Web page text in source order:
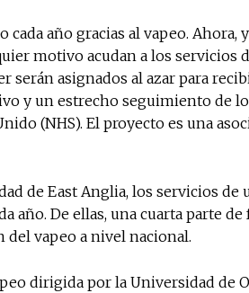
noticias
Suscríbete a
noticias del
electrónico.
año gracias al vapeo. Ahora,
motivo acudan a los servicios
asignados al azar para
y un estrecho seguimiento de
(NHS). El proyecto es una
de East Anglia, los servicios de
año. De ellas, una cuarta parte de
vapeo a nivel nacional.
dirigida por la Universidad de